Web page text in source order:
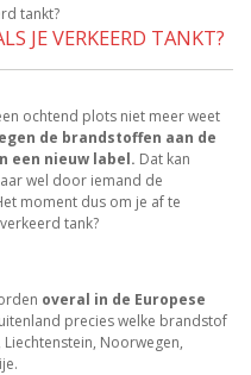
JE VERKEERD TANKT?
ochtend plots niet meer weet
de brandstoffen aan de
een nieuw label. Dat kan
wel door iemand de
moment dus om je af te
tank?
overal in de Europese
precies welke brandstof
Liechtenstein, Noorwegen,